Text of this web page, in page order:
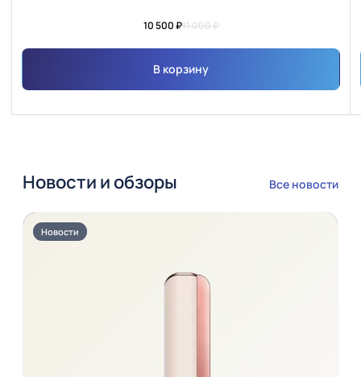
10 500 ₽11 000 ₽
В корзину
Новости и обзоры Все новости
Новости